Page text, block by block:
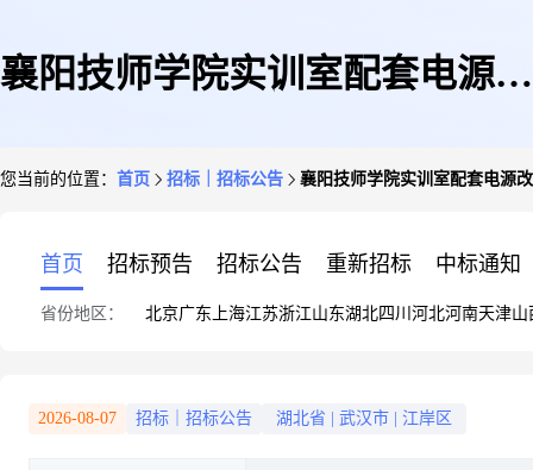
襄阳技师学院实训室配套电源改
您当前的位置： 首页 招标｜招标公告 襄阳技师学院实训室配套电源
首页 招标预告 招标公告 重新招标 中标通知
省份地区： 北京广东 上海江苏浙江山东湖北四川 河北河南天津山
2026-08-07 招标｜招标公告 湖北省 武汉市 江岸区